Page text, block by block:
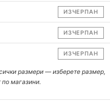
ИЗЧЕРПАН
ИЗЧЕРПАН
ИЗЧЕРПАН
размери — изберете размер,
по магазини.